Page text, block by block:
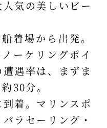
気の美しいビー
着場から出発。
ーケリングポイ
遇率は、まずま
30分。
着。マリンスポ
ラセーリング・